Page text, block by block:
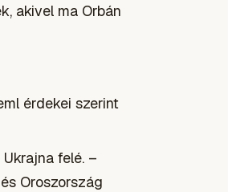
akivel ma Orbán
érdekei szerint
felé. –
Oroszország